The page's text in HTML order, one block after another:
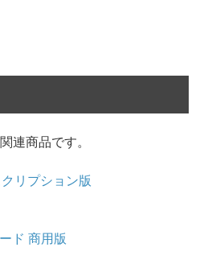
連商品です。
リプション版
ド 商用版